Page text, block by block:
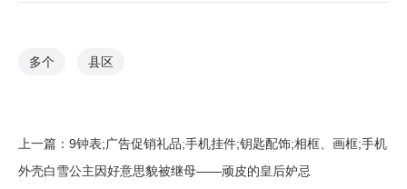
多个 县区
上一篇： 9钟表;广告促销礼品;手机挂件;钥匙配饰;相框、画框;手机
外壳白雪公主因好意思貌被继母——顽皮的皇后妒忌